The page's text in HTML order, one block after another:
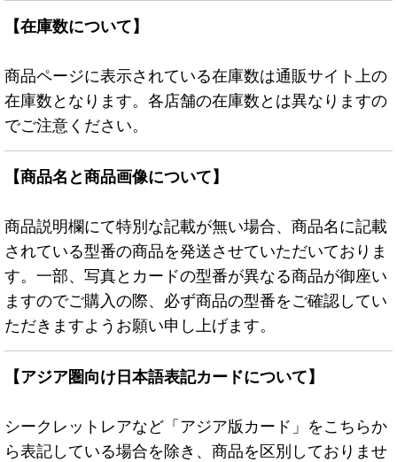
【在庫数について】
商品ページに表示されている在庫数は通販サイト上の
在庫数となります。各店舗の在庫数とは異なりますの
でご注意ください。
【商品名と商品画像について】
商品説明欄にて特別な記載が無い場合、商品名に記載
されている型番の商品を発送させていただいておりま
す。一部、写真とカードの型番が異なる商品が御座い
ますのでご購入の際、必ず商品の型番をご確認してい
ただきますようお願い申し上げます。
【アジア圏向け日本語表記カードについて】
シークレットレアなど「アジア版カード」をこちらか
ら表記している場合を除き、商品を区別しておりませ